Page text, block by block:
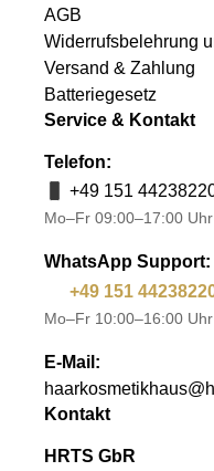
AGB
Widerrufsbelehrung
Versand & Zahlung
Batteriegesetz
Service & Kontakt
Telefon:
+49 151
Mo–Fr 09:00–17:00 Uhr
WhatsApp Support:
+49 151
Mo–Fr 10:00–16:00 Uhr
E-Mail:
Kontakt
HRTS GbR